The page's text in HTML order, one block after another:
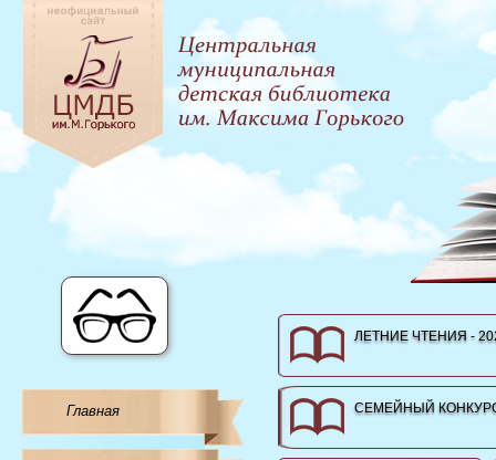
Главная
ЛЕТНИЕ ЧТЕНИЯ -
СЕМЕЙНЫЙ